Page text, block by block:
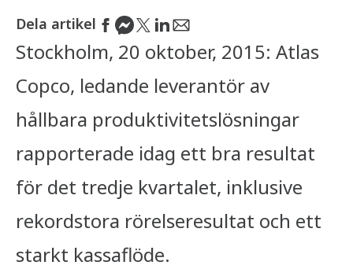
Dela artikel
Stockholm, 20 oktober, 2015: Atlas
Copco, ledande leverantör av
hållbara produktivitetslösningar
rapporterade idag ett bra resultat
för det tredje kvartalet, inklusive
rekordstora rörelseresultat och ett
starkt kassaflöde.